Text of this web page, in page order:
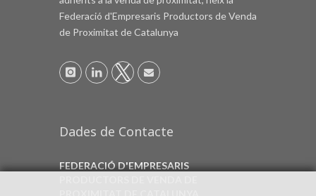
Federació d'Empresaris Productors de Venda
de Proximitat de Catalunya
Dades de Contacte
FEDERACIÓ D'EMPRESARIS